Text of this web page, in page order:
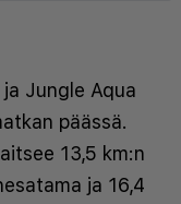
Jungle Aqua
päässä.
13,5 km:n
ja 16,4